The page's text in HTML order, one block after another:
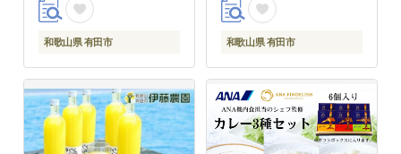
和歌山県 有田市 和歌山県 有田市